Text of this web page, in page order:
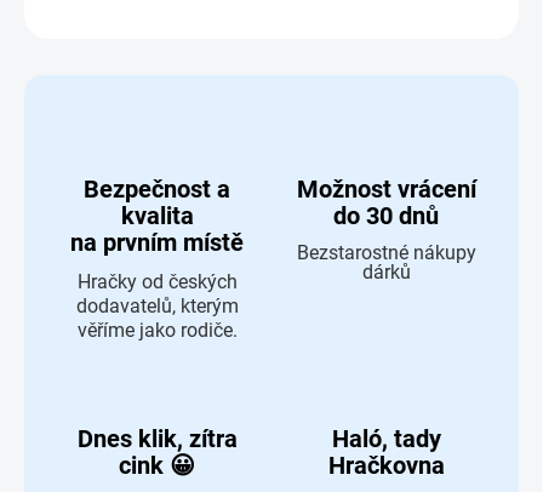
Bezpečnost a
kvalita
na prvním místě
Hračky od českých
dodavatelů, kterým
věříme jako rodiče.
Možnost vrácení
do 30 dnů
Bezstarostné nákupy
dárků
Dnes klik, zítra
cink 😀
Haló, tady
Hračkovna